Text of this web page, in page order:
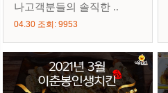
나고객분들의 솔직한 ..
04.30 조회: 9953